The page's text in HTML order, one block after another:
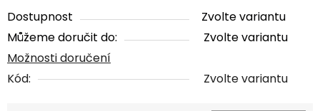
Dostupnost
Zvolte variantu
Můžeme doručit do:
Zvolte variantu
Možnosti doručení
Kód:
Zvolte variantu